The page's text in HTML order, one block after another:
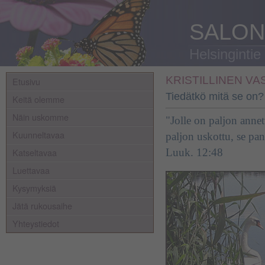
KRISTILLINEN
Tiedätkö mitä se on?
"Jolle on paljon
paljon uskottu, se
Luuk. 12:48